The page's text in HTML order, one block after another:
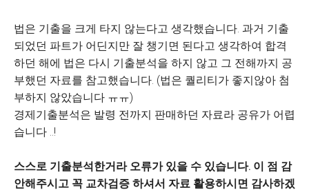
법은 기출을 크게 타지 않는다고 생각했습니다. 과거 기출
되었던 파트가 어딘지만 잘 챙기면 된다고 생각하여 합격
하던 해에 법은 다시 기출분석을 하지 않고 그 전해까지 공
부했던 자료를 참고했습니다. (법은 퀄리티가 좋지않아 첨
부하지 않았습니다 ㅠㅠ)
경제기출분석은 발령 전까지 판매하던 자료라 공유가 어렵
습니다 ..!
스스로 기출분석한거라 오류가 있을 수 있습니다. 이 점 감
안해주시고 꼭 교차검증 하셔서 자료 활용하시면 감사하겠